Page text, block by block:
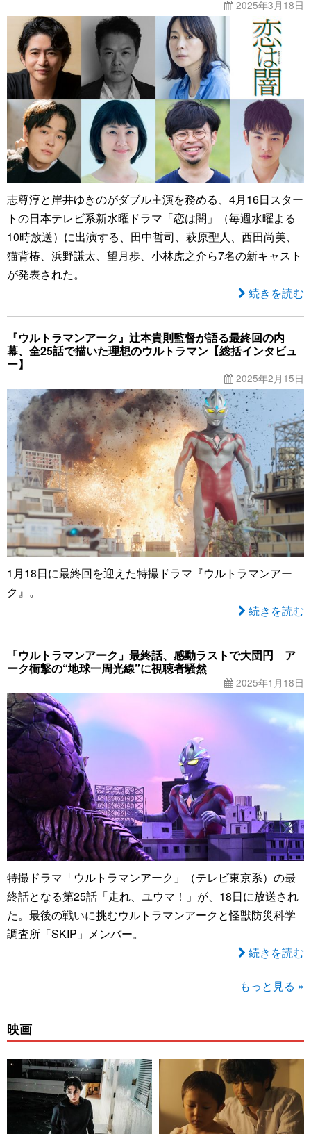
2025年3月18日
志尊淳と岸井ゆきのがダブル主演を務める、4月16日スター
トの日本テレビ系新水曜ドラマ「恋は闇」（毎週水曜よる
10時放送）に出演する、田中哲司、萩原聖人、西田尚美、
猫背椿、浜野謙太、望月歩、小林虎之介ら7名の新キャスト
が発表された。
続きを読む
『ウルトラマンアーク』辻本貴則監督が語る最終回の内
幕、全25話で描いた理想のウルトラマン【総括インタビュ
ー】
2025年2月15日
1月18日に最終回を迎えた特撮ドラマ『ウルトラマンアー
ク』。
続きを読む
「ウルトラマンアーク」最終話、感動ラストで大団円 ア
ーク衝撃の“地球一周光線”に視聴者騒然
2025年1月18日
特撮ドラマ「ウルトラマンアーク」（テレビ東京系）の最
終話となる第25話「走れ、ユウマ！」が、18日に放送され
た。最後の戦いに挑むウルトラマンアークと怪獣防災科学
調査所「SKIP」メンバー。
続きを読む
もっと見る »
映画